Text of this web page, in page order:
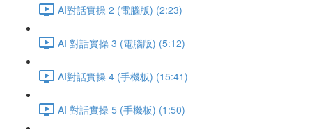
AI對話實操 2 (電腦版) (2:23)
AI 對話實操 3 (電腦版) (5:12)
AI對話實操 4 (手機板) (15:41)
AI 對話實操 5 (手機板) (1:50)